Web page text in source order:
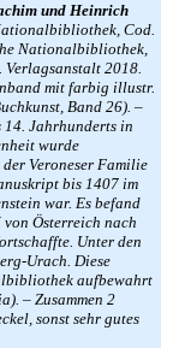
und Heinrich
Cod.
Nationalbibliothek,
Verlagsanstalt 2018.
mit farbig illustr.
Band 26). –
14. Jahrhunderts in
wurde
Veroneser Familie
bis 1407 im
war. Es befand
Österreich nach
Unter den
Urach. Diese
aufbewahrt
– Zusammen 2
sonst sehr gutes